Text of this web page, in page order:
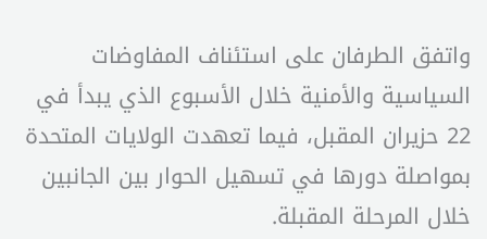
واتفق الطرفان على استئناف المفاوضات
السياسية والأمنية خلال الأسبوع الذي يبدأ في
22 حزيران المقبل، فيما تعهدت الولايات المتحدة
بمواصلة دورها في تسهيل الحوار بين الجانبين
خلال المرحلة المقبلة.